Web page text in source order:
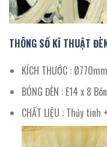
THÔNG SỐ KĨ THUẬT
KÍCH THƯỚC :
BÓNG ĐÈN : E14 x 8
CHẤT LIỆU : Thủy tinh